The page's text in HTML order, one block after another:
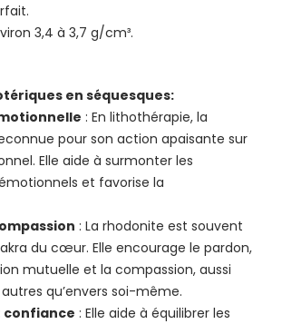
3,4 à 3,7 g/cm³.
en séquesques:
: En lithothérapie, la
pour son action apaisante sur
Elle aide à surmonter les
et favorise la
: La rhodonite est souvent
du cœur. Elle encourage le pardon,
mutuelle et la compassion, aussi
qu’envers soi-même.
confiance : Elle aide à équilibrer les